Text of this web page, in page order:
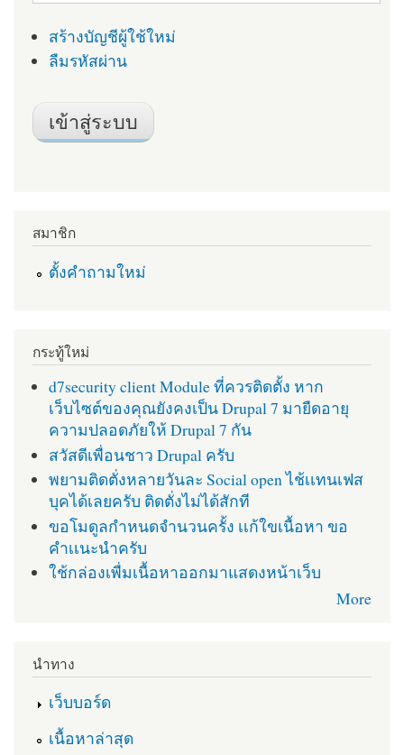
สร้างบัญชีผู้ใช้ใหม่
ลืมรหัสผ่าน
สมาชิก
ตั้งคำถามใหม่
กระทู้ใหม่
d7security client Module ที่ควรติดตั้ง หาก
เว็บไซต์ของคุณยังคงเป็น Drupal 7 มายืดอายุ
ความปลอดภัยให้ Drupal 7 กัน
สวัสดีเพื่อนชาว Drupal ครับ
พยามติดตั่งหลายวันละ Social open ไช้เเทนเฟส
บุคได้เลยครับ ติดตั่งไม่ได้สักที
ขอโมดูลกำหนดจำนวนครั้ง เเก้ใขเนื้อหา ขอ
คำเเนะนำครับ
ใช้กล่องเพื่มเนื้อหาออกมาแสดงหน้าเว็บ
More
นำทาง
เว็บบอร์ด
เนื้อหาล่าสุด